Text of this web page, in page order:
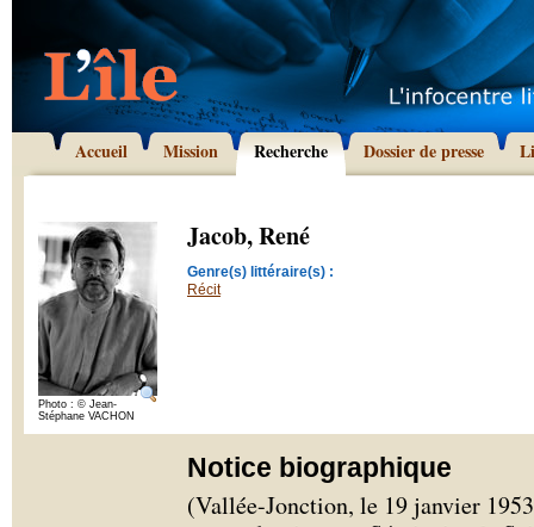
Accueil Mission Recherche Dossier de presse
Photo : © Jean-
Stéphane VACHON
Jacob, René
Genre(s) littéraire(s) :
Récit
Notice biographique
(Vallée-Jonction, le 19 janvier